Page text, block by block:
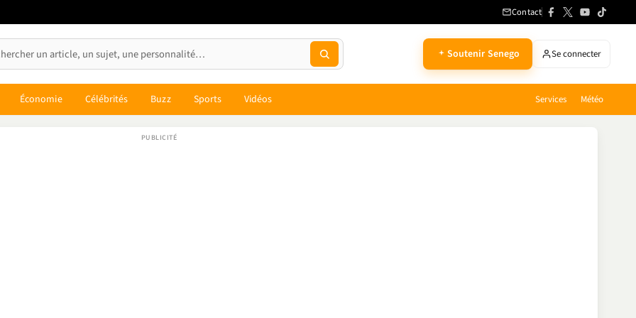
Contact
Soutenir Senego Se connecter
Économie Célébrités Buzz Sports Vidéos Services Météo